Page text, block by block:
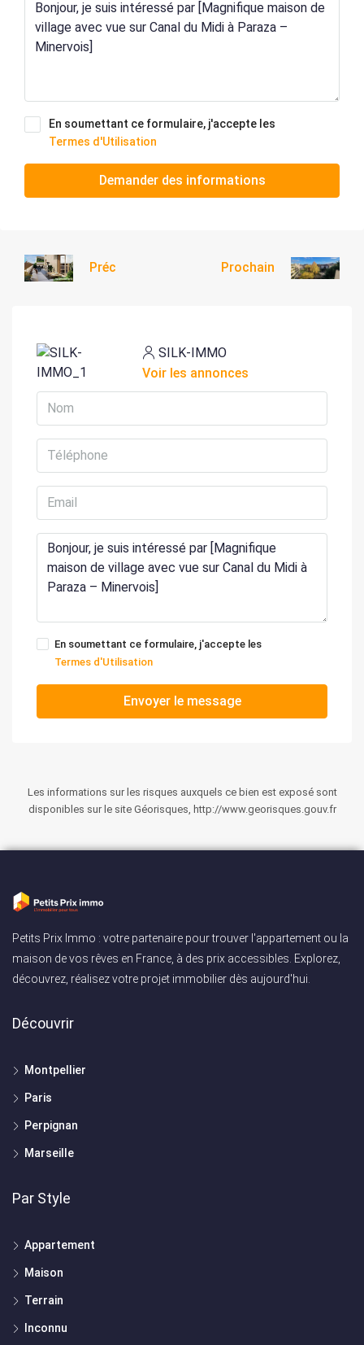
En soumettant ce formulaire, j'accepte les
Termes d'Utilisation
Demander des informations
Préc Prochain
SILK-IMMO
Voir les annonces
En soumettant ce formulaire, j'accepte les
Termes d'Utilisation
Envoyer le message
Les informations sur les risques auxquels ce bien est exposé sont
disponibles sur le site Géorisques, http://www.georisques.gouv.fr
Petits Prix Immo : votre partenaire pour trouver l'appartement ou la
maison de vos rêves en France, à des prix accessibles. Explorez,
découvrez, réalisez votre projet immobilier dès aujourd'hui.
Découvrir
Montpellier
Paris
Perpignan
Marseille
Par Style
Appartement
Maison
Terrain
Inconnu